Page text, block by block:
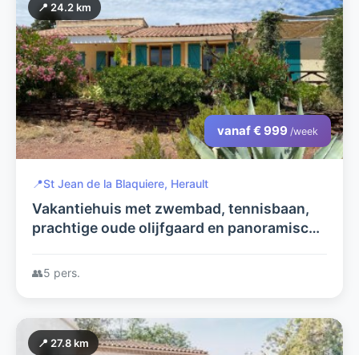
📍 24.2 km
vanaf € 999 /week
📍St Jean de la Blaquiere, Herault
Vakantiehuis met zwembad, tennisbaan,
prachtige oude olijfgaard en panoramisch
wifi
👥5 pers.
📍 27.8 km